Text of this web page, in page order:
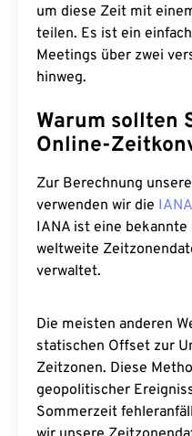
um diese Zeit mit
teilen. Es ist ein
Meetings über zwei
hinweg.
Warum sollten
Online-
Zur Berechnung
verwenden wir die
IANA ist eine
weltweite
verwaltet.
Die meisten anderen
statischen Offset zur
Zeitzonen. Diese
geopolitischer
Sommerzeit